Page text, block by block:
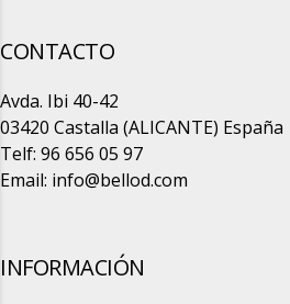
CONTACTO
Avda. Ibi 40-42
03420 Castalla (ALICANTE) España
Telf: 96 656 05 97
Email: info@bellod.com
INFORMACIÓN